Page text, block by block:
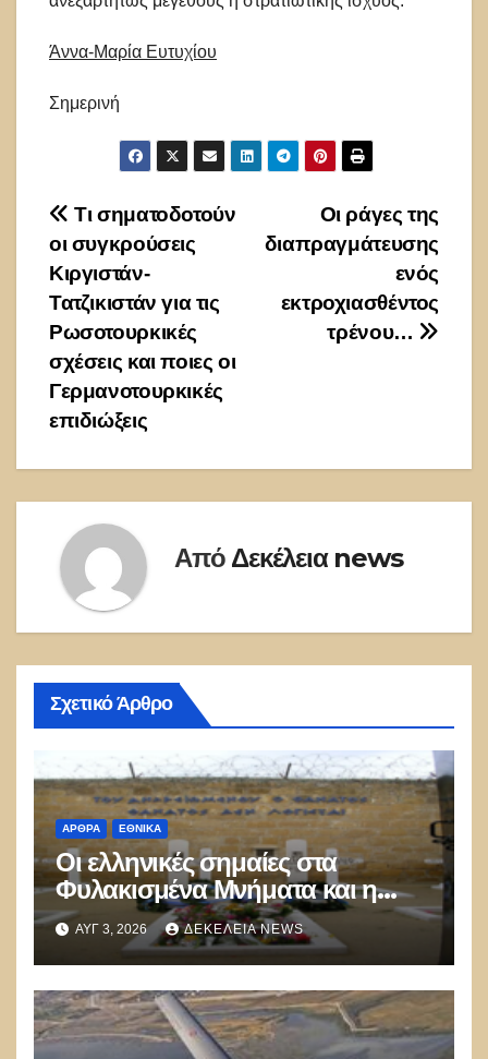
Άννα-Μαρία Ευτυχίου
Σημερινή
Πλοήγηση
άρθρων
Οι ράγες της
διαπραγμάτευσης
ενός
εκτροχιασθέντος
τρένου…
Τι σηματοδοτούν
οι συγκρούσεις
Κιργιστάν-
Τατζικιστάν για τις
Ρωσοτουρκικές
σχέσεις και ποιες οι
Γερμανοτουρκικές
επιδιώξεις
Από Δεκέλεια news
Σχετικό Άρθρο
ΑΡΘΡΑ ΕΘΝΙΚΑ
Οι ελληνικές σημαίες στα
Φυλακισμένα Μνήματα και η
λήθη των δικών μας παιδιών
ΑΥΓ 3, 2026 ΔΕΚΈΛΕΙΑ NEWS